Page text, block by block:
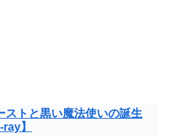
ストと黒い魔法使いの誕生
】